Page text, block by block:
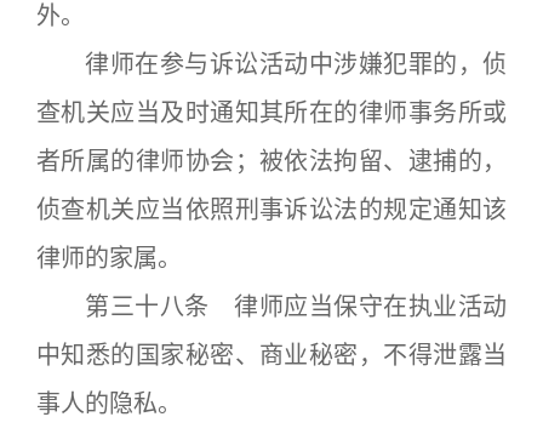
外。
律师在参与诉讼活动中涉嫌犯罪的，侦
查机关应当及时通知其所在的律师事务所或
者所属的律师协会；被依法拘留、逮捕的，
侦查机关应当依照刑事诉讼法的规定通知该
律师的家属。
第三十八条 律师应当保守在执业活动
中知悉的国家秘密、商业秘密，不得泄露当
事人的隐私。